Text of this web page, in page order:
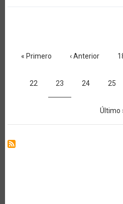
Primera
« Primero
Página
‹ Anterior
Página
22
Página
23 Página
24 25
Última
Último